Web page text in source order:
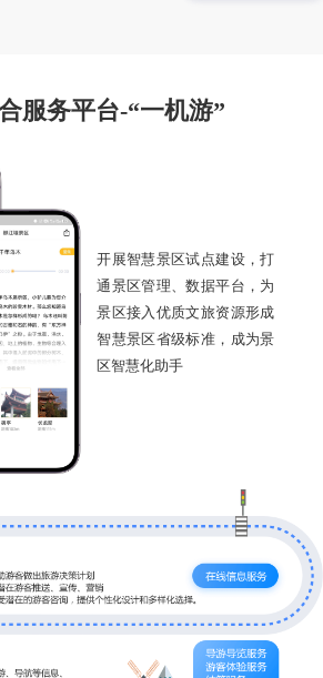
服务平台-“一机游”
开展智慧景区试点建设，打
通景区管理、数据平台，为
景区接入优质文旅资源形成
智慧景区省级标准，成为景
区智慧化助手